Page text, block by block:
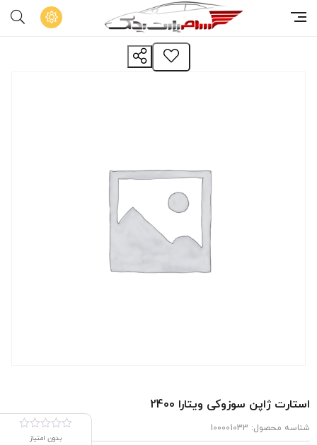
استارت ژاپن سوزوکی ویتارا 2400
شناسه محصول: 100001033
بدون امتیاز